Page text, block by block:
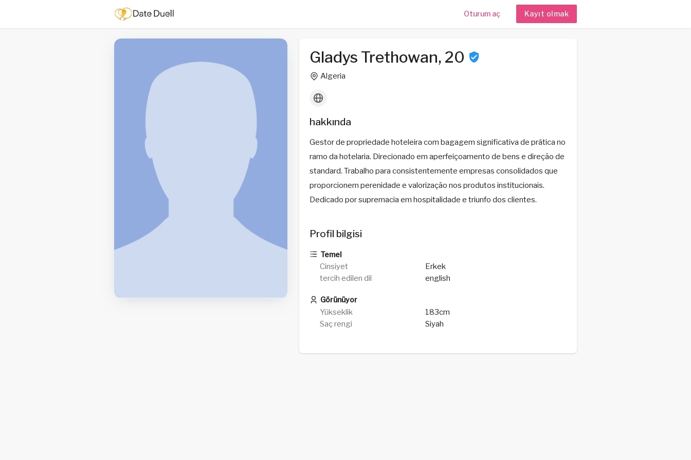
Oturum aç Kayıt olmak
Gladys Trethowan, 20
Algeria
hakkında
Gestor de propriedade hoteleira com bagagem significativa de prática no
ramo da hotelaria. Direcionado em aperfeiçoamento de bens e direção de
standard. Trabalho para consistentemente empresas consolidados que
proporcionem perenidade e valorização nos produtos institucionais.
Dedicado por supremacia em hospitalidade e triunfo dos clientes.
Profil bilgisi
Temel
Cinsiyet
Erkek
tercih edilen dil
english
Görünüyor
Yükseklik
183cm
Saç rengi
Siyah